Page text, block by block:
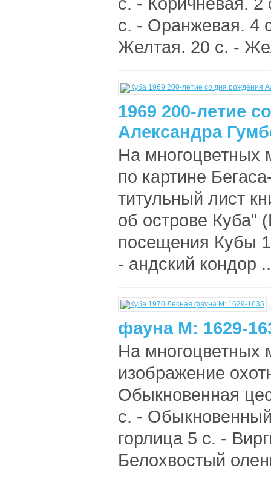
с. - Оранжевая. 4
Желтая. 20 с. -
1969 200-летие
Александра
На многоцветных
по картине
титульный лист
об острове Куба"
посещения Кубы 1
- андский кондор ..
фауна М: 1629-
На многоцветных
изображение
Обыкновенная
с. -
горлица 5 с. -
Белохвостый